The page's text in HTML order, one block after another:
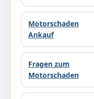
Motorschaden
Ankauf
Fragen zum
Motorschaden